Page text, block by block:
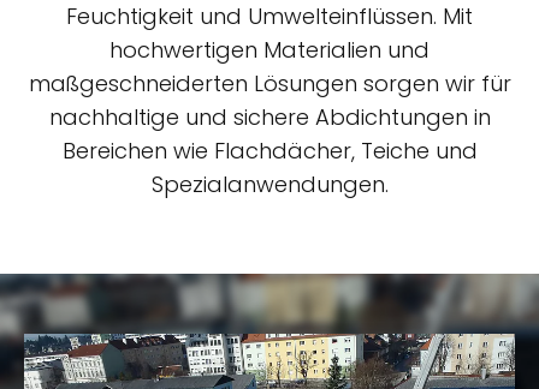
Feuchtigkeit und Umwelteinflüssen. Mit
hochwertigen Materialien und
maßgeschneiderten Lösungen sorgen wir für
nachhaltige und sichere Abdichtungen in
Bereichen wie Flachdächer, Teiche und
Spezialanwendungen.